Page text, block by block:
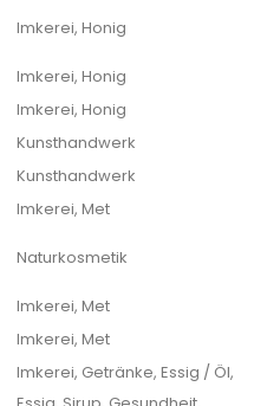
Imkerei, Honig
Imkerei, Honig
Imkerei, Honig
Kunsthandwerk
Kunsthandwerk
Imkerei, Met
Naturkosmetik
Imkerei, Met
Imkerei, Met
Imkerei, Getränke, Essig / Öl,